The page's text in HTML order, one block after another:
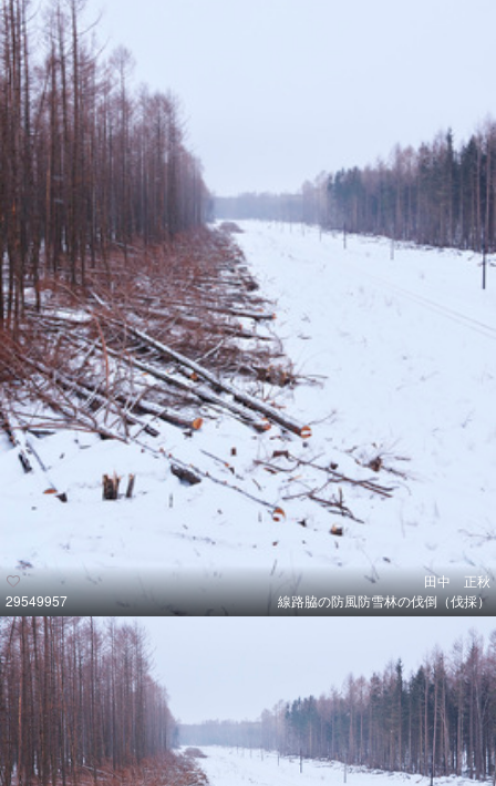
29549957
田中 正秋
線路脇の防風防雪林の伐倒（伐採）